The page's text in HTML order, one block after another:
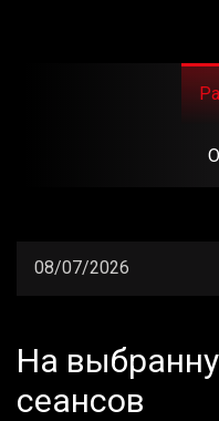
На
сеансов